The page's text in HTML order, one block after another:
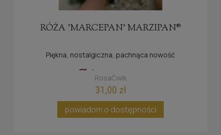
RÓŻA 'MARCEPAN' MARZIPAN®
Piękna, nostalgiczna, pachnąca nowość
RosaĆwik
31,00 zł
powiadom o dostępności